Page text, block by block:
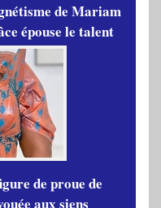
de Mariam
épouse le talent
de proue de
aux siens